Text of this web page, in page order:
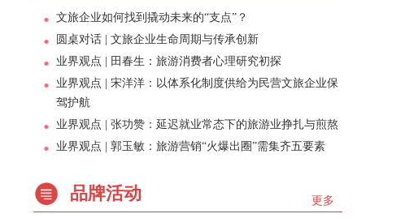
文旅企业如何找到撬动未来的“支点”？
圆桌对话 | 文旅企业生命周期与传承创新
业界观点 | 田春生：旅游消费者心理研究初探
业界观点 | 宋洋洋：以体系化制度供给为民营文旅企业保
驾护航
业界观点 | 张功赞：延迟就业常态下的旅游业挣扎与煎熬
业界观点 | 郭玉敏：旅游营销“火爆出圈”需集齐五要素
更多
品牌活动